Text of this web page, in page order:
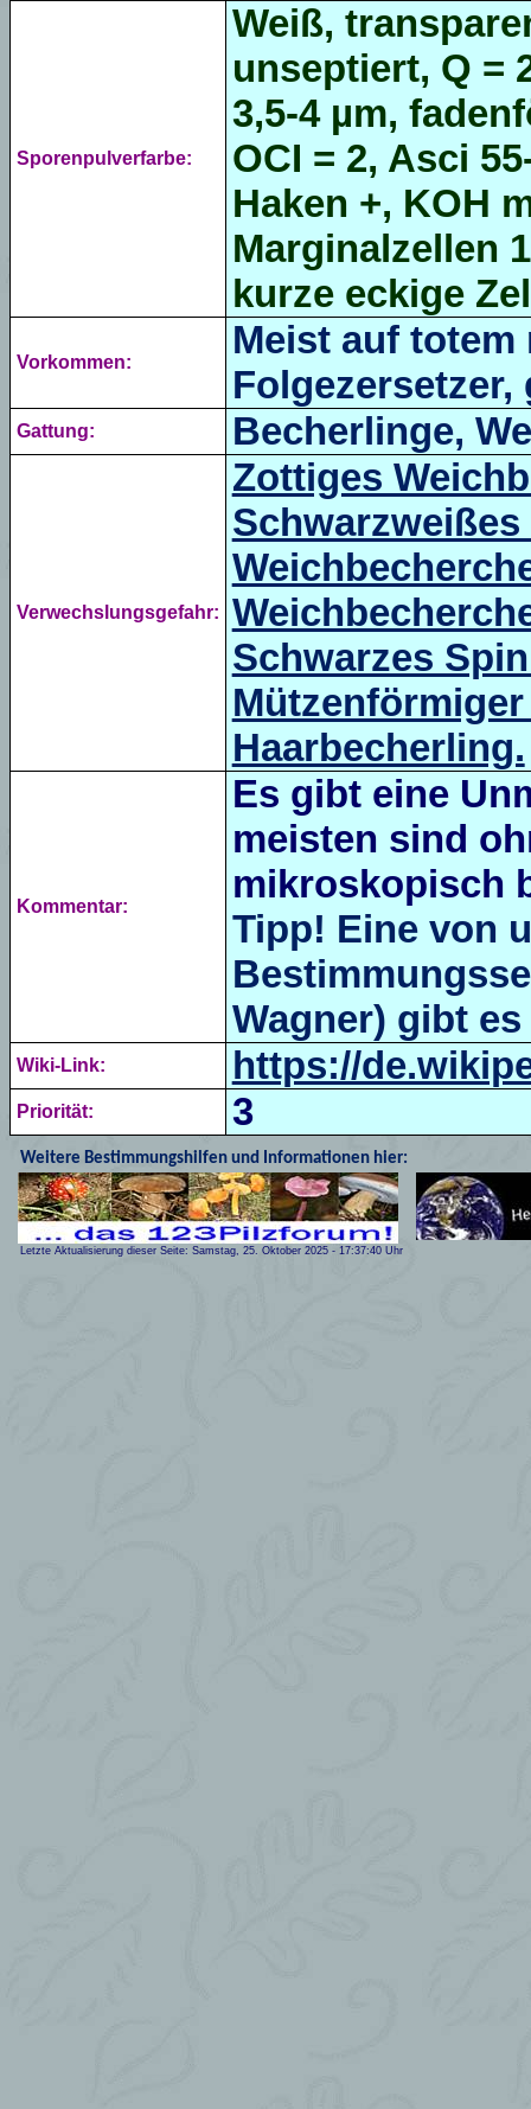
Sporenpulverfarbe:
Weiß,
unseptiert, Q =
3,5-4 µm,
OCI = 2, Asci
Haken +, KOH
Marginalzellen
kurze eckige
Vorkommen:
Meist auf
Gattung: Becherlinge,
Verwechslungsgefahr:
Zottiges
Schwarzes
Haarbecherling.
Kommentar:
Es gibt eine
meisten sind
mikroskopisch
Tipp! Eine von
Wagner) gibt
Wiki-Link: https://
Priorität: 3
Weitere Bestimmungshilfen und Informationen hier:
Letzte Aktualisierung dieser Seite: Samstag, 25. Oktober 2025 - 17:37:40 Uhr